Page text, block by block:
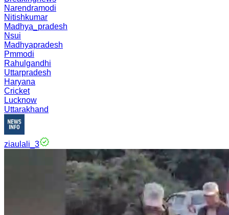
Narendramodi
Nitishkumar
Madhya_pradesh
Nsui
Madhyapradesh
Pmmodi
Rahulgandhi
Uttarpradesh
Haryana
Cricket
Lucknow
Uttarakhand
ziaulali_3